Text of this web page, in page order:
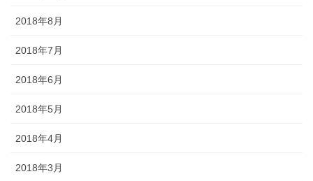
2018年8月
2018年7月
2018年6月
2018年5月
2018年4月
2018年3月